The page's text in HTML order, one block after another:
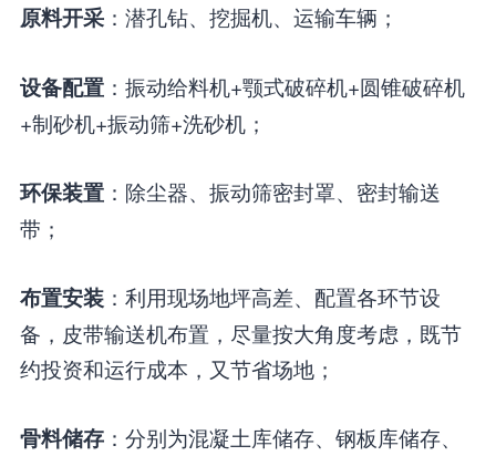
原料开采：潜孔钻、挖掘机、运输车辆；
设备配置：振动给料机+颚式破碎机+圆锥破碎机
+制砂机+振动筛+洗砂机；
环保装置：除尘器、振动筛密封罩、密封输送
带；
布置安装：利用现场地坪高差、配置各环节设
备，皮带输送机布置，尽量按大角度考虑，既节
约投资和运行成本，又节省场地；
骨料储存：分别为混凝土库储存、钢板库储存、